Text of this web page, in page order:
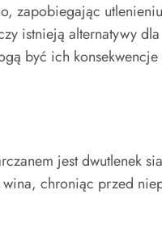
zapobiegając
istnieją alternatywy
być ich konsekwencje
jest dwutlenek
chroniąc przed